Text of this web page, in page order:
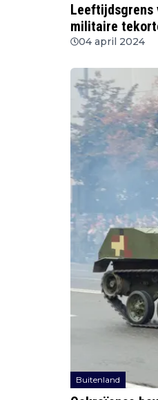
Leeftijdsgrens
militaire
04 april 2024
Buitenland